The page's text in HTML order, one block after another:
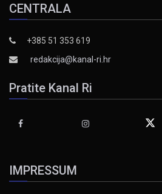
CENTRALA
+385 51 353 619
redakcija@kanal-ri.hr
Pratite Kanal Ri
IMPRESSUM